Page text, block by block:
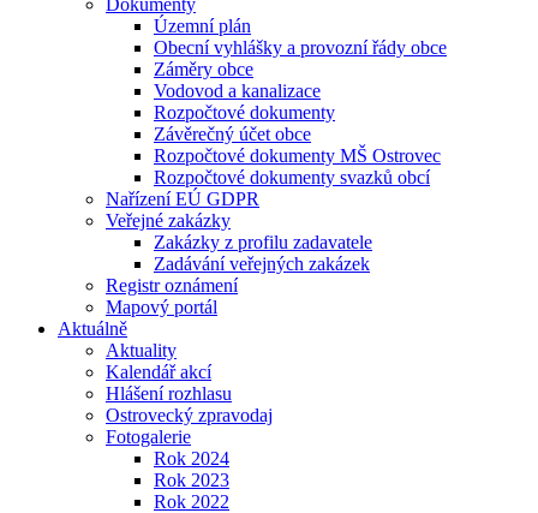
Dokumenty
Územní plán
Obecní vyhlášky a provozní řády obce
Záměry obce
Vodovod a kanalizace
Rozpočtové dokumenty
Závěrečný účet obce
Rozpočtové dokumenty MŠ Ostrovec
Rozpočtové dokumenty svazků obcí
Nařízení EÚ GDPR
Veřejné zakázky
Zakázky z profilu zadavatele
Zadávání veřejných zakázek
Registr oznámení
Mapový portál
Aktuálně
Aktuality
Kalendář akcí
Hlášení rozhlasu
Ostrovecký zpravodaj
Fotogalerie
Rok 2024
Rok 2023
Rok 2022